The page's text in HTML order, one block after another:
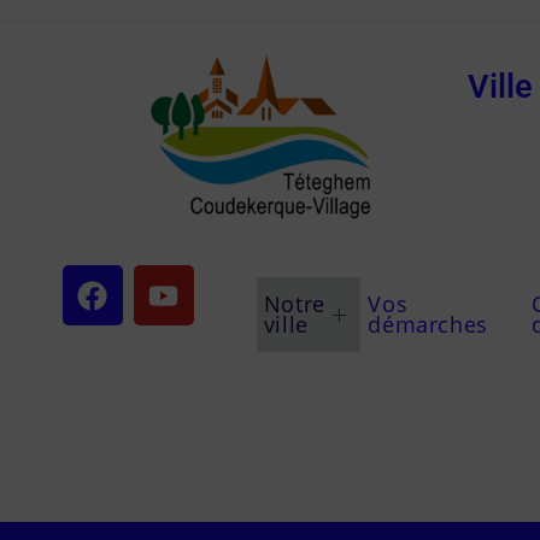
Ville
Notre
ville
Vos
démarches